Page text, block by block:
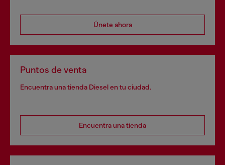
Únete ahora
Puntos de venta
Encuentra una tienda Diesel en tu ciudad.
Encuentra una tienda